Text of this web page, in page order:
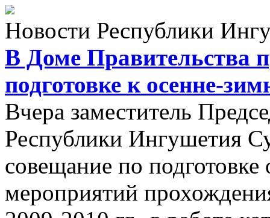
Новости Республики
В Доме Правительства
подготовке к осенне-
Вчера заместитель
Республики Ингушетия
совещание по подготовке
мероприятий